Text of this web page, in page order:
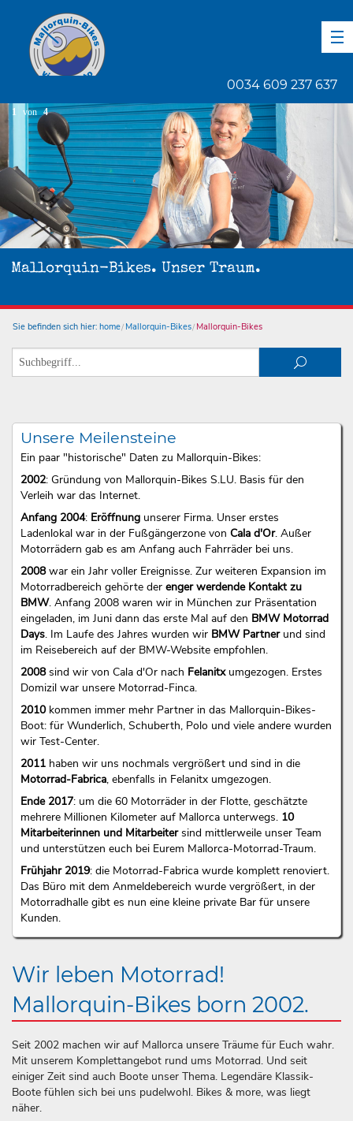
0034 609 237 637
Mallorquin-Bikes. Unser Traum.
1 von 4
Sie befinden sich hier: home Mallorquin-Bikes Mallorquin-Bikes
Unsere Meilensteine
Ein paar "historische" Daten zu Mallorquin-Bikes:
2002: Gründung von Mallorquin-Bikes S.LU. Basis für den
Verleih war das Internet.
Anfang 2004: Eröffnungunserer Firma. Unser erstes
Ladenlokal war in der Fußgängerzone von Cala d'Or. Außer
Motorrädern gab es am Anfang auch Fahrräder bei uns.
2008war ein Jahr voller Ereignisse. Zur weiteren Expansion im
Motorradbereich gehörte der enger werdende Kontakt zu
BMW. Anfang 2008 waren wir in München zur Präsentation
eingeladen, im Juni dann das erste Mal auf den BMW Motorrad
Days. Im Laufe des Jahres wurden wir BMW Partnerund sind
im Reisebereich auf der BMW-Website empfohlen.
2008sind wir von Cala d'Or nach Felanitxumgezogen. Erstes
Domizil war unsere Motorrad-Finca.
2010kommen immer mehr Partner in das Mallorquin-Bikes-
Boot: für Wunderlich, Schuberth, Polo und viele andere wurden
wir Test-Center.
2011haben wir uns nochmals vergrößert und sind in die
Motorrad-Fabrica, ebenfalls in Felanitx umgezogen.
Ende 2017: um die 60 Motorräder in der Flotte, geschätzte
mehrere Millionen Kilometer auf Mallorca unterwegs. 10
Mitarbeiterinnen und Mitarbeitersind mittlerweile unser Team
und unterstützen euch bei Eurem Mallorca-Motorrad-Traum.
Frühjahr 2019: die Motorrad-Fabrica wurde komplett renoviert.
Das Büro mit dem Anmeldebereich wurde vergrößert, in der
Motorradhalle gibt es nun eine kleine private Bar für unsere
Kunden.
Wir leben Motorrad!
Mallorquin-Bikes born 2002.
Seit 2002 machen wir auf Mallorca unsere Träume für Euch wahr.
Mit unserem Komplettangebot rund ums Motorrad. Und seit
einiger Zeit sind auch Boote unser Thema. Legendäre Klassik-
Boote fühlen sich bei uns pudelwohl. Bikes & more, was liegt
näher.